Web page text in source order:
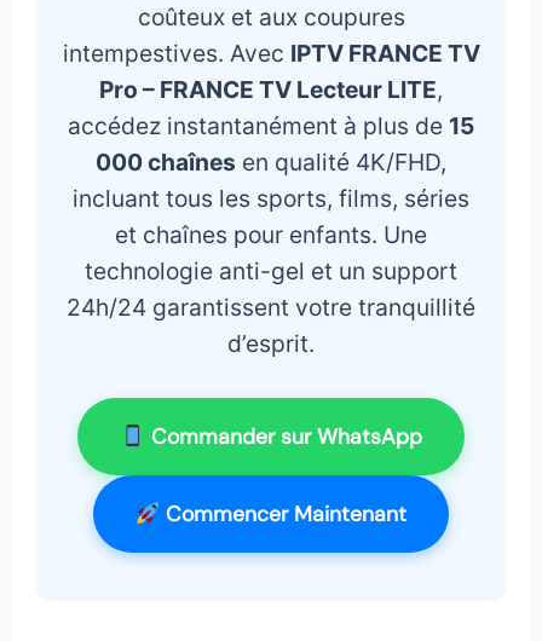
coûteux et aux coupures
intempestives. Avec IPTV FRANCE TV
Pro – FRANCE TV Lecteur LITE,
accédez instantanément à plus de 15
000 chaînes en qualité 4K/FHD,
incluant tous les sports, films, séries
et chaînes pour enfants. Une
technologie anti-gel et un support
24h/24 garantissent votre tranquillité
d’esprit.
Commander sur WhatsApp
Commencer Maintenant